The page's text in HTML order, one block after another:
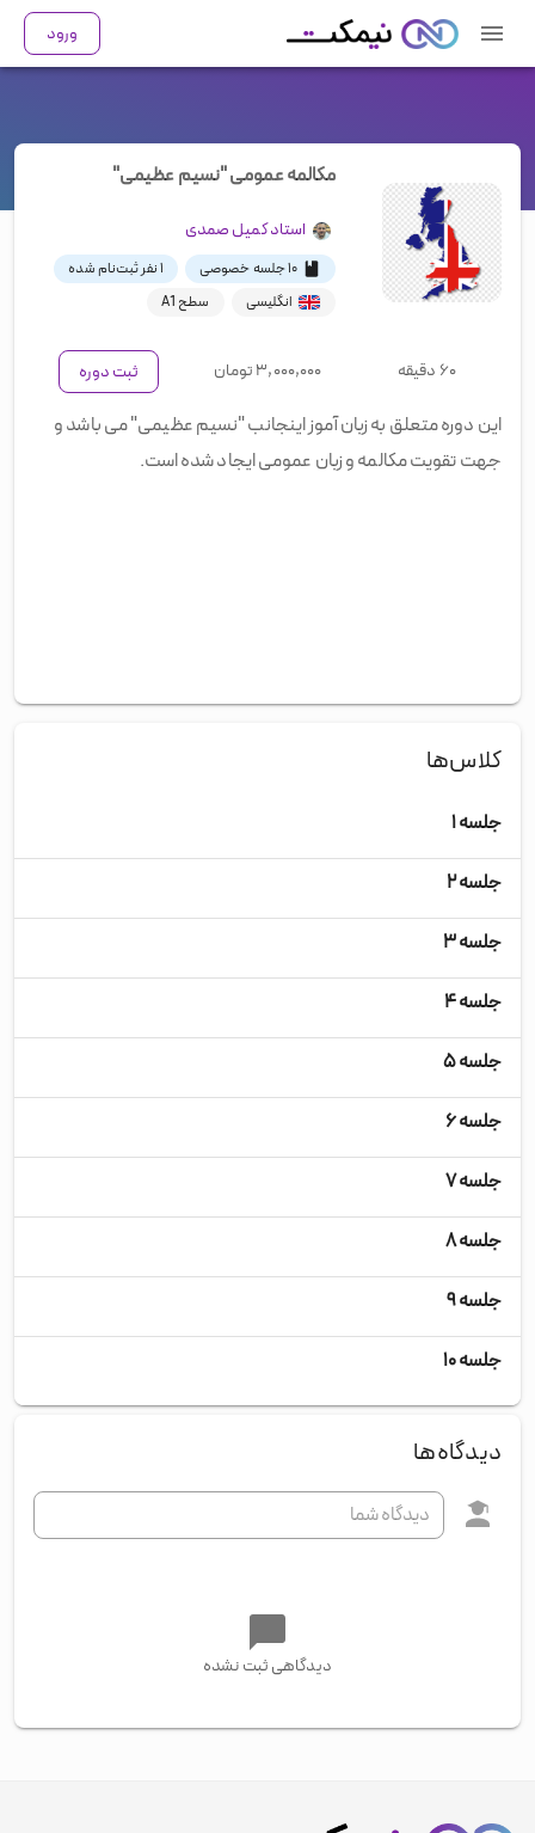
ورود
مکالمه عمومی "نسیم عظیمی"
استادکمیل صمدی
۱۰ جلسه خصوصی ۱نفر ثبت‌نام شده
انگلیسی
سطح A1
۶۰ دقیقه ۳,۰۰۰,۰۰۰تومان ثبت دوره
این دوره متعلق به زبان آموز اینجانب "نسیم عظیمی" می باشد و
جهت تقویت مکالمه و زبان عمومی ایجاد شده است.
کلاس‌ها
جلسه ۱
جلسه ۲
جلسه ۳
جلسه ۴
جلسه ۵
جلسه ۶
جلسه ۷
جلسه ۸
جلسه ۹
جلسه ۱۰
دیدگاه‌ها
دیدگاهی ثبت نشده